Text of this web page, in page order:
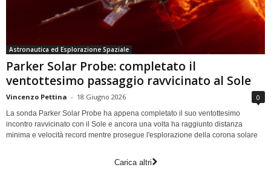
Astronautica ed Esplorazione Spaziale
Parker Solar Probe: completato il
ventottesimo passaggio ravvicinato al Sole
Vincenzo Pettina - 18 Giugno 2026 0
La sonda Parker Solar Probe ha appena completato il suo ventottesimo
incontro ravvicinato con il Sole e ancora una volta ha raggiunto distanza
minima e velocità record mentre prosegue l'esplorazione della corona solare
Carica altri